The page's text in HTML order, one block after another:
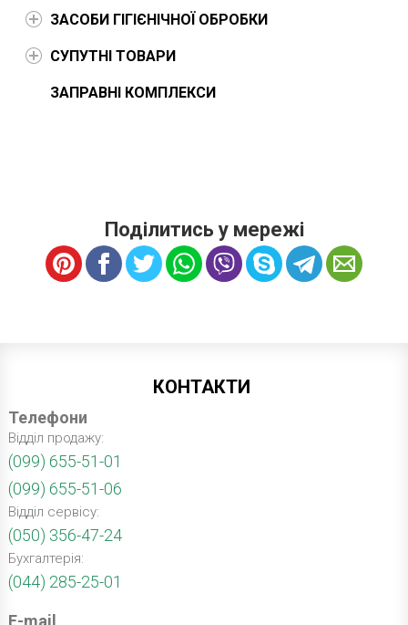
ЗАСОБИ ГІГІЄНІЧНОЇ ОБРОБКИ
СУПУТНІ ТОВАРИ
ЗАПРАВНІ КОМПЛЕКСИ
Поділитись у мережі
КОНТАКТИ
Телефони
Відділ продажу:
(099) 655-51-01
(099) 655-51-06
Відділ сервісу:
(050) 356-47-24
Бухгалтерія:
(044) 285-25-01
E-mail